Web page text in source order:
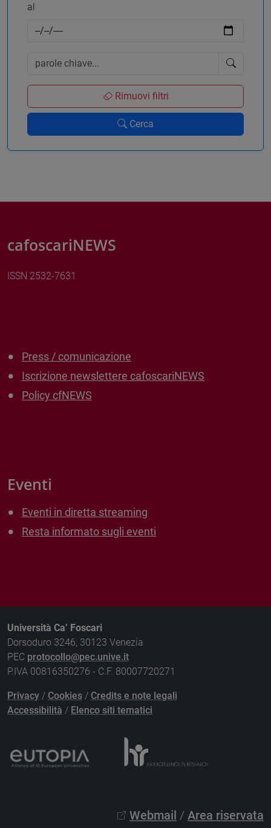
al
Rimuovi filtri
Cerca
cafoscariNEWS
ISSN 2532-7631
Press / comunicazione
Iscrizione newslettere cafoscariNEWS
Policy cfNEWS
Eventi
Eventi in diretta streaming
Resta informato sugli eventi
Università Ca’ Foscari
Dorsoduro 3246, 30123 Venezia
PEC protocollo@pec.unive.it
P.IVA 00816350276 - C.F. 80007720271
Privacy / Cookies / Credits e note legali
Accessibilità / Elenco siti tematici
Webmail / Area riservata